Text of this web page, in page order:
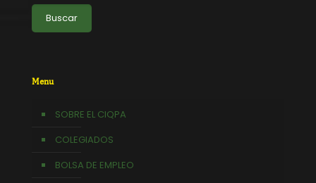
Buscar
Menu
SOBRE EL CIQPA
COLEGIADOS
BOLSA DE EMPLEO